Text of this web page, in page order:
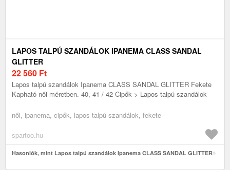
LAPOS TALPÚ SZANDÁLOK IPANEMA CLASS SANDAL
GLITTER
22 560 Ft
Lapos talpú szandálok Ipanema CLASS SANDAL GLITTER Fekete
Kapható női méretben. 40, 41 / 42 Cipők > Lapos talpú szandálok
női, ipanema, cipők, lapos talpú szandálok, fekete
spartoo.hu
Hasonlók, mint Lapos talpú szandálok Ipanema CLASS SANDAL GLITTER